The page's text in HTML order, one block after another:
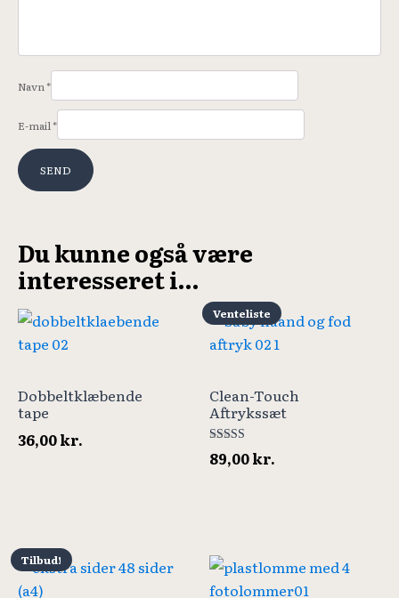
Navn*
E-mail*
Du kunne også være
interesseret i…
Dobbeltklæbende
tape
36,00kr.
Venteliste
Clean-Touch
Aftrykssæt
Vurderet
5.00
89,00kr.
Tilbud!